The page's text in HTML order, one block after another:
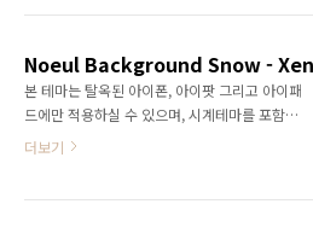
LockBackground.html, Wallpaper.html파
일을 덮어씌우셔야 이전에 사용중이던 설정이
적용됩니다. 1) 테마 적용 경로 락스크린 : var /
mobile / Library / LockHTML 홈스크린 : var
본 테마는 탈옥된 아이폰, 아이팟 그리고 아이패
드에만 적용하실 수 있으며, 시계테마를 포함하
지 않습니다. ^^ 작동되는 모습은 하단의 동영상
더보기